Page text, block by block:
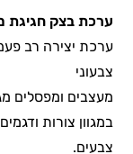
ערכת בצק חגיגת
ערכת יצירה רב
צבעוני
מעצבים ומפסלים
במגוון צורות
צבעים.